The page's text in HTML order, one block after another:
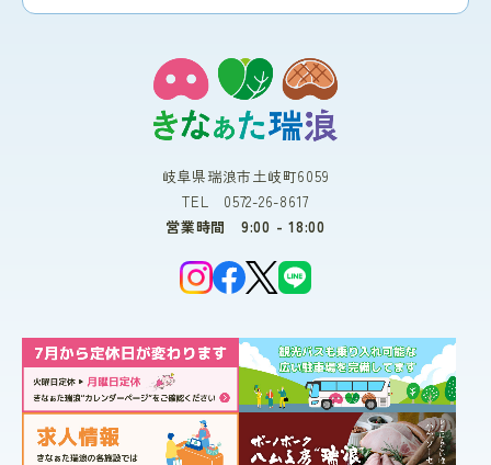
岐阜県瑞浪市土岐町6059
TEL 0572-26-8617
営業時間 9:00 - 18:00